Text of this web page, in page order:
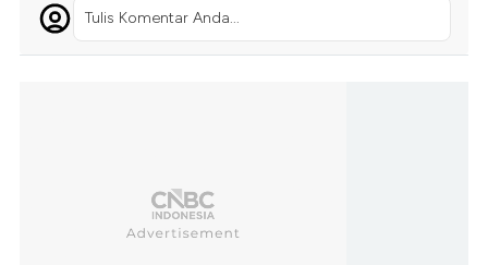
Tulis Komentar Anda...